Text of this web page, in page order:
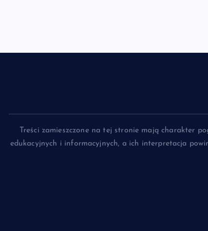
Treści zamieszczone na tej stronie mają charakter
edukacyjnych i informacyjnych, a ich interpretacja